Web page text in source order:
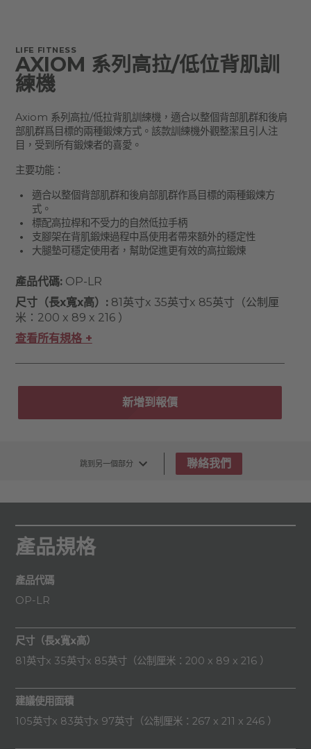
LIFE FITNESS
AXIOM 系列高拉/低位背肌訓
練機
Axiom 系列高拉/低拉背肌訓練機，適合以整個背部肌群和後肩
部肌群爲目標的兩種鍛煉方式。該款訓練機外觀整潔且引人注
目，受到所有鍛煉者的喜愛。
主要功能：
適合以整個背部肌群和後肩部肌群作爲目標的兩種鍛煉方
式。
標配高拉桿和不受力的自然低拉手柄
支腳架在背肌鍛煉過程中爲使用者帶來額外的穩定性
大腿墊可穩定使用者，幫助促進更有效的高拉鍛煉
產品代碼:OP-LR
尺寸（長x寬x高）:81英寸x 35英寸x 85英寸（公制厘
米：200 x 89 x 216 ）
查看所有規格 +
新增到報價
跳到另一個部分 聯絡我們
產品規格
產品代碼
OP-LR
尺寸（長x寬x高）
81英寸x 35英寸x 85英寸（公制厘米：200 x 89 x 216 ）
建議使用面積
105英寸x 83英寸x 97英寸（公制厘米：267 x 211 x 246 ）